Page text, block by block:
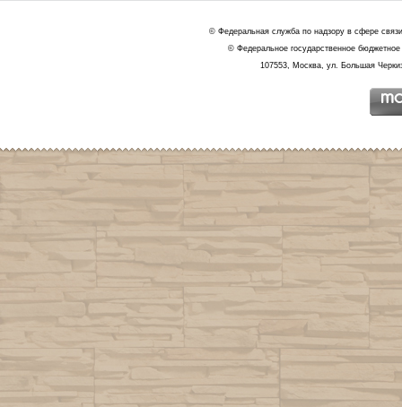
© Федеральная служба по надзору в сфере
© Федеральное государственное
107553, Москва, ул. Большая